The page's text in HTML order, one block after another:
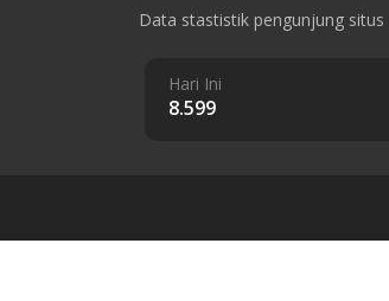
Data stastistik pengunjung
Hari Ini
8.599